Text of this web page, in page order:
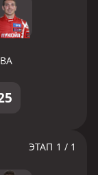
ЭТАП 1 / 1